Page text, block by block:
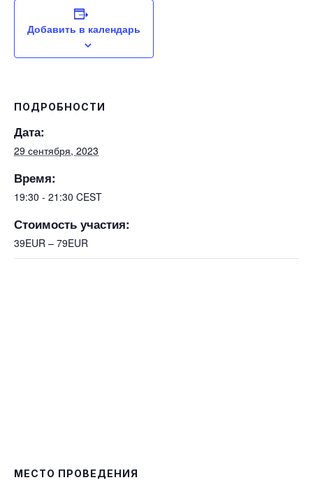
Добавить в календарь
ПОДРОБНОСТИ
Дата:
29 сентября, 2023
Время:
19:30 - 21:30 CEST
Стоимость участия:
39EUR – 79EUR
МЕСТО ПРОВЕДЕНИЯ